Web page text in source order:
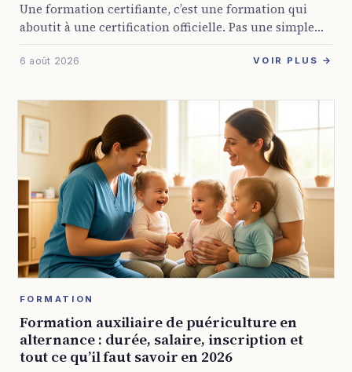
Une formation certifiante, c’est une formation qui
aboutit à une certification officielle. Pas une simple
attestation de présence, mais un titre reconnu par
l’État ou par les branches professionnelles, et ...
6 août 2026 VOIR PLUS →
FORMATION
Formation auxiliaire de puériculture en
alternance : durée, salaire, inscription et
tout ce qu’il faut savoir en 2026